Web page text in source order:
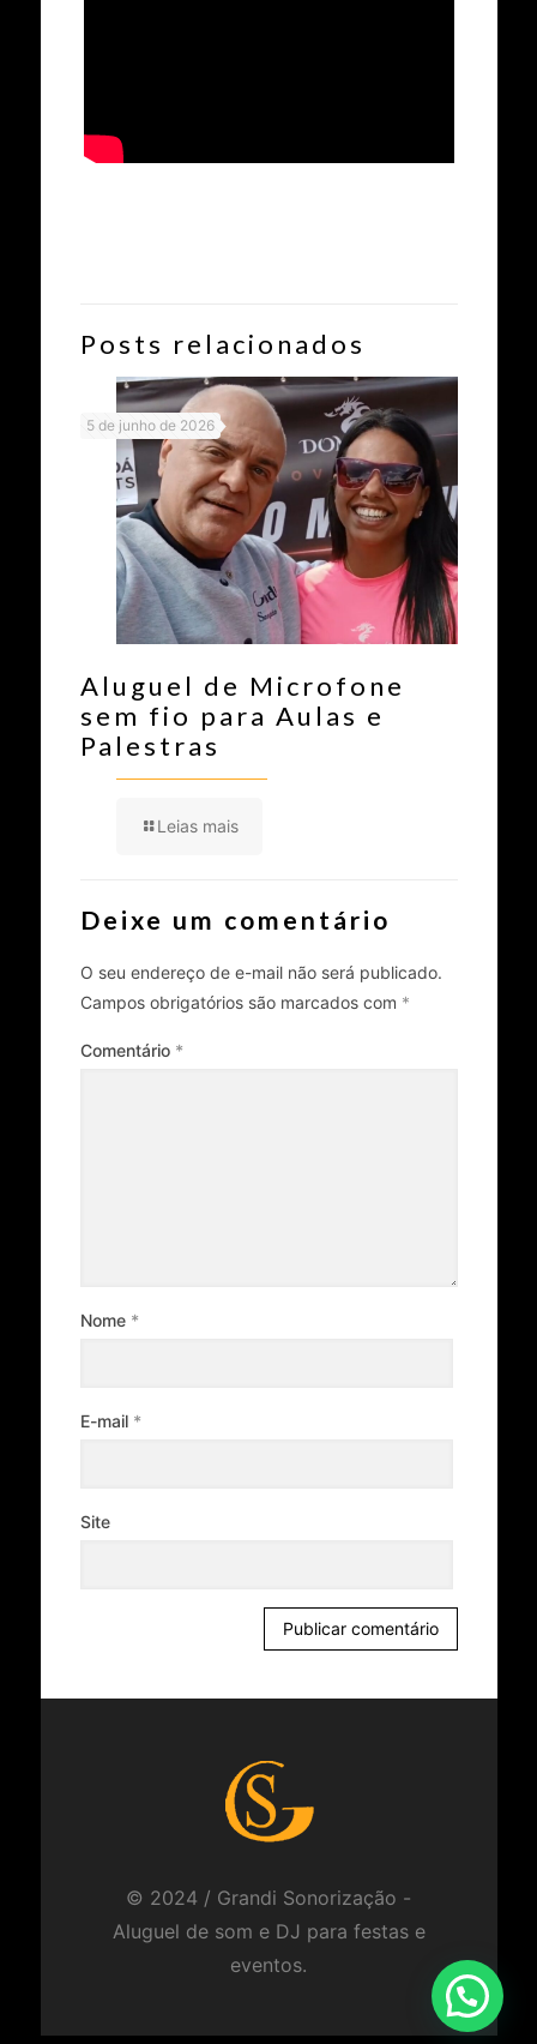
Posts relacionados
5 de junho de 2026
Aluguel de Microfone
sem fio para Aulas e
Palestras
Leias mais
Deixe um comentário
O seu endereço de e-mail não será publicado.
Campos obrigatórios são marcados com *
Comentário *
Nome *
E-mail *
Site
© 2024 / Grandi Sonorização -
Aluguel de som e DJ para festas e
eventos.